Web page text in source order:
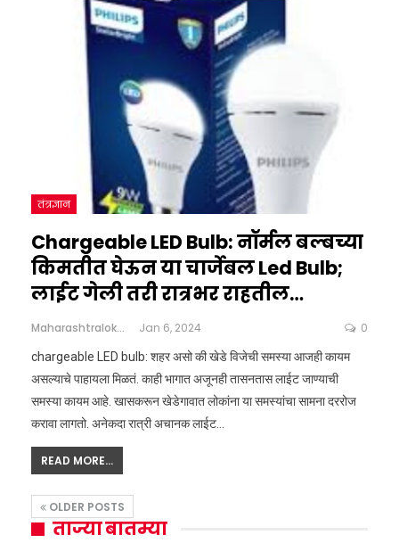
तंत्रज्ञान
Chargeable LED Bulb: नॉर्मल बल्बच्या
किमतीत घेऊन या चार्जेबल Led Bulb;
लाईट गेली तरी रात्रभर राहतील…
Maharashtralokshahi Jan 6, 2024 0
chargeable LED bulb: शहर असो की खेडे विजेची समस्या आजही कायम
असल्याचे पाहायला मिळतं. काही भागात अजूनही तासनतास लाईट जाण्याची
समस्या कायम आहे. खासकरून खेडेगावात लोकांना या समस्यांचा सामना दररोज
करावा लागतो. अनेकदा रात्री अचानक लाईट…
READ MORE...
OLDER POSTS
ताज्या बातम्या